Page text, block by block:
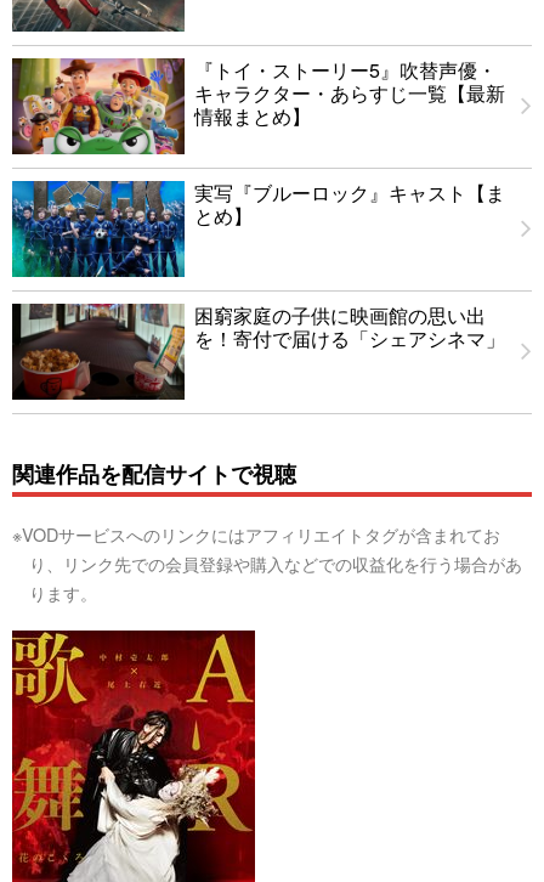
『トイ・ストーリー5』吹替声優・
キャラクター・あらすじ一覧【最新
情報まとめ】
実写『ブルーロック』キャスト【ま
とめ】
困窮家庭の子供に映画館の思い出
を！寄付で届ける「シェアシネマ」
関連作品を配信サイトで視聴
※VODサービスへのリンクにはアフィリエイトタグが含まれてお
り、リンク先での会員登録や購入などでの収益化を行う場合があ
ります。